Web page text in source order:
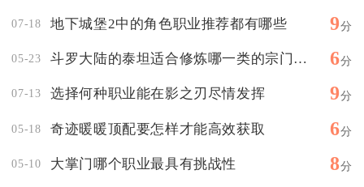
07-18 地下城堡2中的角色职业推荐都有哪些 9分
05-23 斗罗大陆的泰坦适合修炼哪一类的宗门心法 6分
07-13 选择何种职业能在影之刃尽情发挥 9分
05-18 奇迹暖暖顶配要怎样才能高效获取 6分
05-10 大掌门哪个职业最具有挑战性 8分